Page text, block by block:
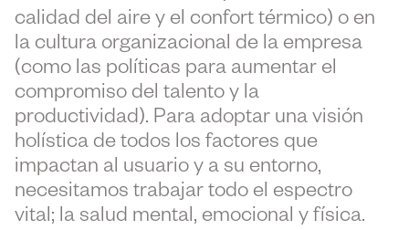
calidad del aire y el confort térmico) o en
la cultura organizacional de la empresa
(como las políticas para aumentar el
compromiso del talento y la
productividad). Para adoptar una visión
holística de todos los factores que
impactan al usuario y a su entorno,
necesitamos trabajar todo el espectro
vital; la salud mental, emocional y física.